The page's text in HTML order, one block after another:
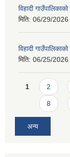
विहादी
मिति: 06/29/2026
विहादी
मिति: 06/25/2026
Pages
1 2
8
अन्य